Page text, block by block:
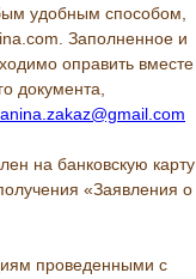
удобным способом,
Заполненное и
оправить вместе
документа,
на банковскую карту
«Заявления о
проведенными с